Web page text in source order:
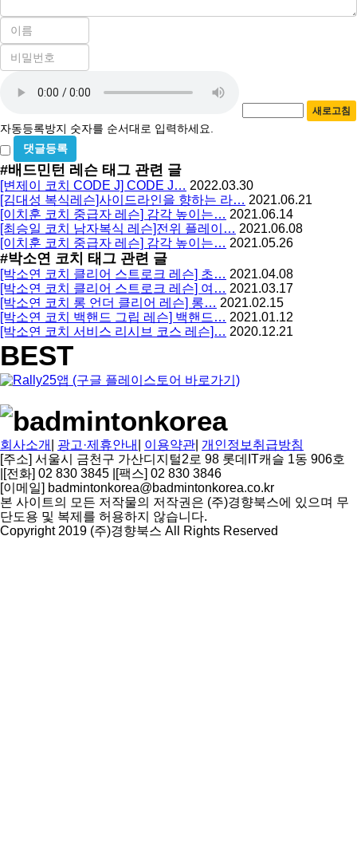
이
필
수
비
밀
수
록
방
지
새로고침
자동등록방지 숫자를 순서대로 입력하세요.
비
밀
글
사
용
#배드민턴 레슨 태그 관련 글
[변제이 코치 CODE J] CODE J… 2022.03.30
[김대성 복식레슨]사이드라인을 향하는 라… 2021.06.21
[이치훈 코치 중급자 레슨] 감각 높이는… 2021.06.14
[최승일 코치 남자복식 레슨]전위 플레이… 2021.06.08
[이치훈 코치 중급자 레슨] 감각 높이는… 2021.05.26
#박소연 코치 태그 관련 글
[박소연 코치 클리어 스트로크 레슨] 초… 2021.04.08
[박소연 코치 클리어 스트로크 레슨] 여… 2021.03.17
[박소연 코치 롱 언더 클리어 레슨] 롱… 2021.02.15
[박소연 코치 백핸드 그립 레슨] 백핸드… 2021.01.12
[박소연 코치 서비스 리시브 코스 레슨]… 2020.12.21
BEST
회사소개 광고·제휴안내 이용약관 개인정보취급방침
[주소] 서울시 금천구 가산디지털2로 98 롯데IT캐슬 1동 906호
[전화] 02 830 3845 [팩스] 02 830 3846
[이메일] badmintonkorea@badmintonkorea.co.kr
본 사이트의 모든 저작물의 저작권은 (주)경향북스에 있으며 무
단도용 및 복제를 허용하지 않습니다.
Copyright 2019 (주)경향북스 All Rights Reserved